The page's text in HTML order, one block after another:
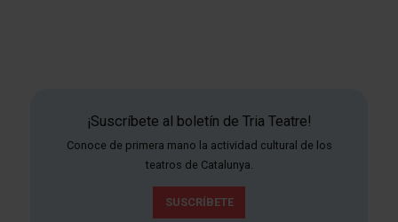
¡Suscríbete al boletín de Tria Teatre!
Conoce de primera mano la actividad cultural de los
teatros de Catalunya.
SUSCRÍBETE